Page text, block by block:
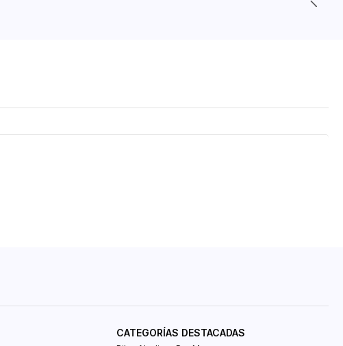
CATEGORÍAS DESTACADAS